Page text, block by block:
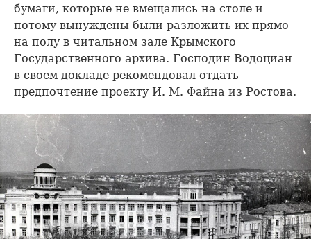
бумаги, которые не вмещались на столе и
потому вынуждены были разложить их прямо
на полу в читальном зале Крымского
Государственного архива. Господин Водоциан
в своем докладе рекомендовал отдать
предпочтение проекту И. М. Файна из Ростова.